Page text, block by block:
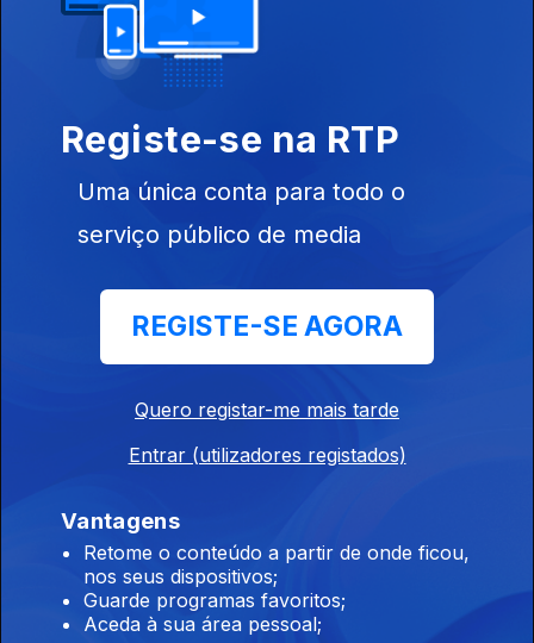
Ep. 23
Registe-se na RTP
Uma única conta para todo o
serviço público de media
REGISTE-SE AGORA
Quero registar-me mais tarde
Entrar (utilizadores registados)
Vantagens
Retome o conteúdo a partir de onde ficou,
nos seus dispositivos;
Guarde programas favoritos;
Aceda à sua área pessoal;